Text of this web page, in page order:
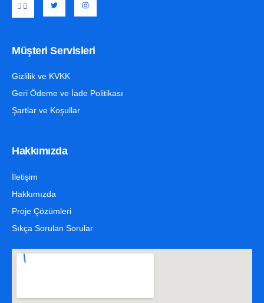
Müşteri Servisleri
Gizlilik ve KVKK
Geri Ödeme ve İade Politikası
Şartlar ve Koşullar
Hakkımızda
İletişim
Hakkımızda
Proje Çözümleri
Sıkça Sorulan Sorular